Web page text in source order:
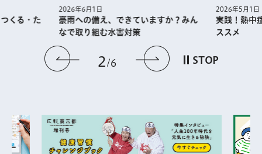
前のスライドを表示
2 6 次のスライドを
STOP
くる・た
2026年6月1日
豪雨への備え、できていますか？みん
なで取り組む水害対策
2026年5月1日
実践！熱中
ススメ